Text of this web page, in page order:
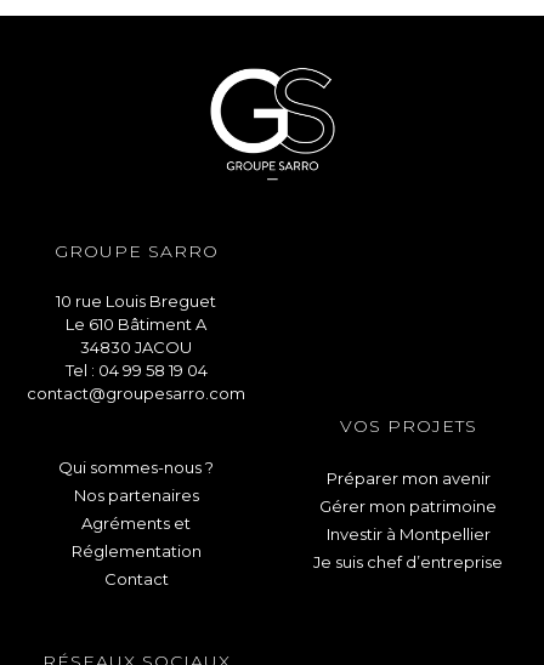
GROUPE SARRO
10 rue Louis Breguet
Le 610 Bâtiment A
34830 JACOU
Tel : 04 99 58 19 04
contact@groupesarro.com
Qui sommes-nous ?
Nos partenaires
Agréments et
Réglementation
Contact
VOS PROJETS
Préparer mon avenir
Gérer mon patrimoine
Investir à Montpellier
Je suis chef d’entreprise